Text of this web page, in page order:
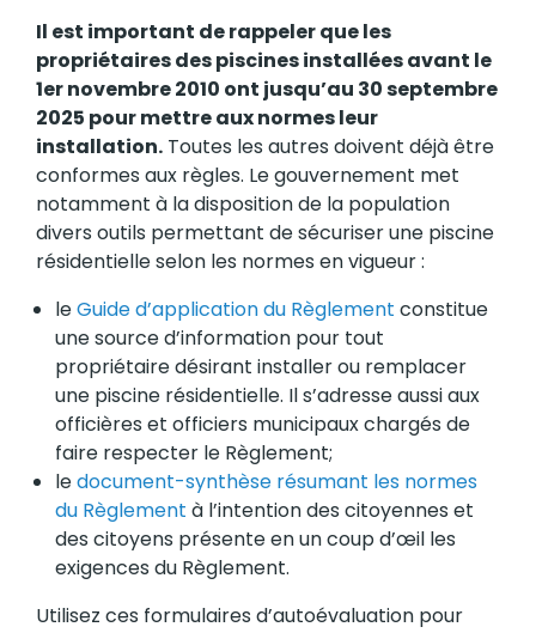
Il est important de rappeler que les
propriétaires des piscines installées avant le
1er novembre 2010 ont jusqu’au 30 septembre
2025 pour mettre aux normes leur
installation. Toutes les autres doivent déjà être
conformes aux règles. Le gouvernement met
notamment à la disposition de la population
divers outils permettant de sécuriser une piscine
résidentielle selon les normes en vigueur :
leGuide d’application du Règlement constitue
une source d’information pour tout
propriétaire désirant installer ou remplacer
une piscine résidentielle. Il s’adresse aussi aux
officières et officiers municipaux chargés de
faire respecter le Règlement;
ledocument-synthèse résumant les normes
du Règlement à l’intention des citoyennes et
des citoyens présente en un coup d’œil les
exigences du Règlement.
Utilisez ces formulaires d’autoévaluation pour